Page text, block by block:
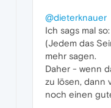
@dieterknauer
Ich sags mal so:
(Jedem das
mehr sagen.
Daher - wenn
zu lösen, dann
noch einen